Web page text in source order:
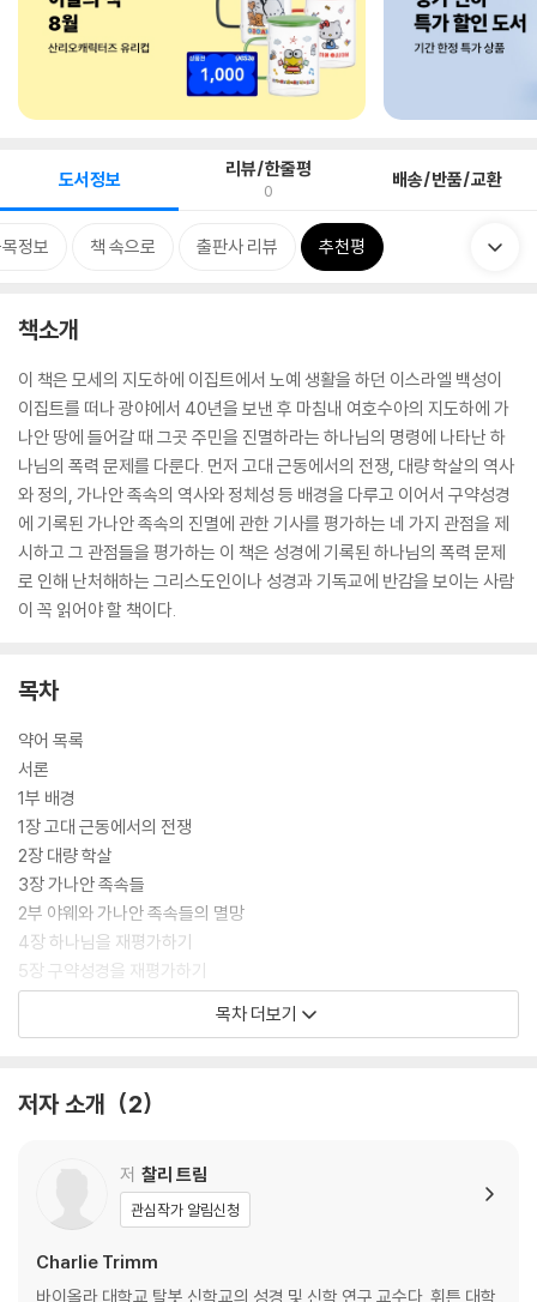
도서정보 리뷰/한줄평
0 배송/반품/교환
정보 책 속으로 출판사 리뷰 추천평
책소개
이 책은 모세의 지도하에 이집트에서 노예 생활을 하던 이스라엘 백성이
이집트를 떠나 광야에서 40년을 보낸 후 마침내 여호수아의 지도하에 가
나안 땅에 들어갈 때 그곳 주민을 진멸하라는 하나님의 명령에 나타난 하
나님의 폭력 문제를 다룬다. 먼저 고대 근동에서의 전쟁, 대량 학살의 역사
와 정의, 가나안 족속의 역사와 정체성 등 배경을 다루고 이어서 구약성경
에 기록된 가나안 족속의 진멸에 관한 기사를 평가하는 네 가지 관점을 제
시하고 그 관점들을 평가하는 이 책은 성경에 기록된 하나님의 폭력 문제
로 인해 난처해하는 그리스도인이나 성경과 기독교에 반감을 보이는 사람
이 꼭 읽어야 할 책이다.
목차
약어 목록
서론
1부 배경
1장 고대 근동에서의 전쟁
2장 대량 학살
3장 가나안 족속들
2부 야웨와 가나안 족속들의 멸망
4장 하나님을 재평가하기
5장 구약성경을 재평가하기
6장 구약성경의 해석을 재평가하기
7장 구약성경에 기록된 폭력을 재평가하기
목차 더보기
저자 소개 2
저 찰리 트림
관심작가 알림신청
Charlie Trimm
바이올라 대학교 탈봇 신학교의 성경 및 신학 연구 교수다. 휘튼 대학